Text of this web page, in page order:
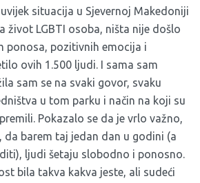
situacija u Sjevernoj Makedoniji
život LGBTI osoba, ništa nije došlo
ponosa, pozitivnih emocija i
ovih 1.500 ljudi. I sama sam
sam se na svaki govor, svaku
u tom parku i način na koji su
Pokazalo se da je vrlo važno,
barem taj jedan dan u godini (a
ljudi šetaju slobodno i ponosno.
bila takva kakva jeste, ali sudeći